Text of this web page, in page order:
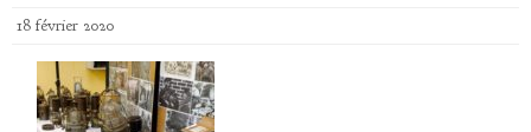
18 février 2020